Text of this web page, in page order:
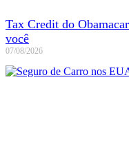
Tax Credit do
você
07/08/2026